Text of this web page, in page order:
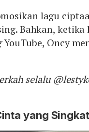
lagu
Bahkan, ketika
YouTube, Oncy
selalu
yang Singkat